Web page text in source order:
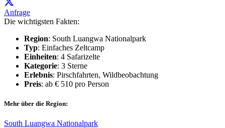
Anfrage
Die wichtigsten Fakten:
Region: South Luangwa Nationalpark
Typ: Einfaches Zeltcamp
Einheiten: 4 Safarizelte
Kategorie: 3 Sterne
Erlebnis: Pirschfahrten, Wildbeobachtung
Preis: ab € 510 pro Person
Mehr über die Region:
South Luangwa Nationalpark